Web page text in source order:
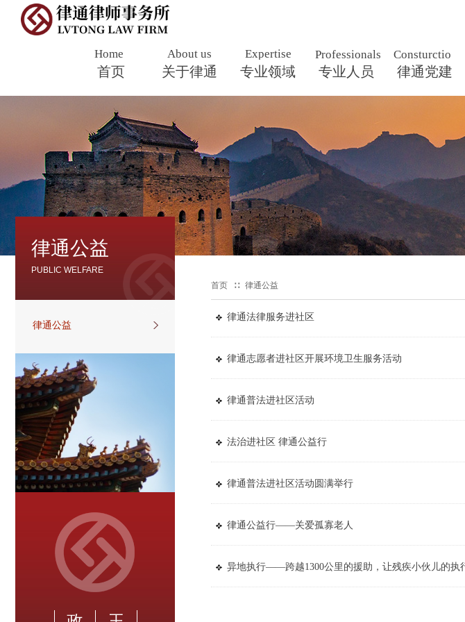
About us Expertise
Home
​
首页 关于律通 专业领域 专业人员 律通党建
Professionals
Consturctio
n
律通公益
律通公益
PUBLIC WELFARE
首页
∷ 律通公益
律通法律服务进社区
律通志愿者进社区开展环境卫生服务活动
律通普法进社区活动
法治进社区 律通公益行
律通普法进社区活动圆满举行
律通公益行——关爱孤寡老人
异地执行——跨越1300公里的援助，让残疾小伙儿的执